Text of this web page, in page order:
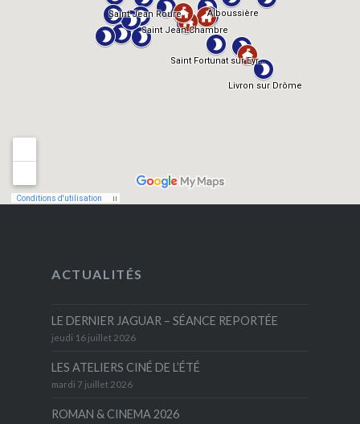
ACTUALITÉS
LE DERNIER JAGUAR – SÉANCE REPORTÉE
jeudi 16 juillet 2026
LES ATELIERS CINÉ DE L’ÉTÉ
mardi 7 juillet 2026
ROMAN & CINEMA 2026